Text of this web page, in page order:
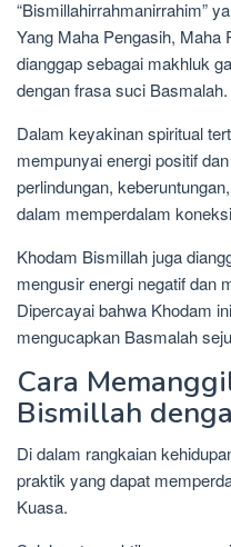
“Bismillahirrahmanirrahim”
Yang Maha Pengasih, Maha
dianggap sebagai makhluk
dengan frasa suci Basmalah.
Dalam keyakinan spiritual
mempunyai energi positif
perlindungan,
dalam memperdalam
Khodam Bismillah juga
mengusir energi negatif dan
Dipercayai bahwa Khodam
mengucapkan Basmalah
Cara
Bismillah
Di dalam rangkaian
praktik yang dapat
Kuasa.